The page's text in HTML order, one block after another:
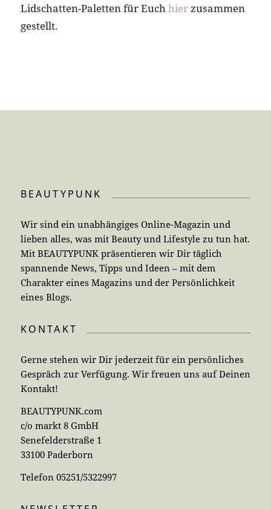
Lidschatten-Paletten für Euch hierzusammen
gestellt.
BEAUTYPUNK
Wir sind ein unabhängiges Online-Magazin und
lieben alles, was mit Beauty und Lifestyle zu tun hat.
Mit BEAUTYPUNK präsentieren wir Dir täglich
spannende News, Tipps und Ideen – mit dem
Charakter eines Magazins und der Persönlichkeit
eines Blogs.
KONTAKT
Gerne stehen wir Dir jederzeit für ein persönliches
Gespräch zur Verfügung. Wir freuen uns auf Deinen
Kontakt!
BEAUTYPUNK.com
c/o markt 8 GmbH
Senefelderstraße 1
33100 Paderborn
Telefon 05251/5322997